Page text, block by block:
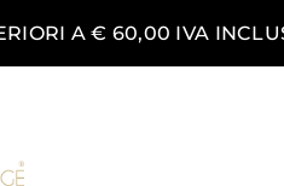
A € 60,00 IVA